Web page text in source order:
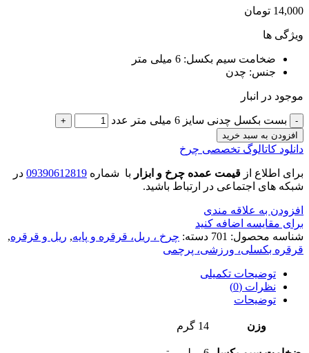
14,000 تومان
ویژگی ها
ضخامت سیم بکسل: 6 میلی متر
جنس: چدن
موجود در انبار
بست بکسل چدنی سایز 6 میلی متر عدد
افزودن به سبد خرید
دانلود کاتالوگ تخصصی چرخ
برای اطلاع از قیمت عمده چرخ و ابزار با شماره 09390612819 در
شبکه های اجتماعی در ارتباط باشید.
افزودن به علاقه مندی
برای مقایسه اضافه کنید
شناسه محصول: 701 دسته: چرخ ، ریل، قرقره و پایه, ریل و قرقره,
قرقره بکسلی، ورزشی، پرچمی
توضیحات تکمیلی
نظرات (0)
توضیحات
وزن 14 گرم